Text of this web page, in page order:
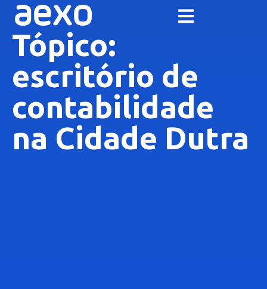
Tópico:
escritório de
contabilidade
na Cidade Dutra